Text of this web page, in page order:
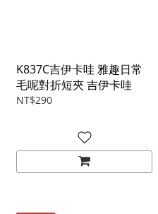
K837C吉伊卡哇 雅趣日常
毛呢對折短夾 吉伊卡哇
NT$290